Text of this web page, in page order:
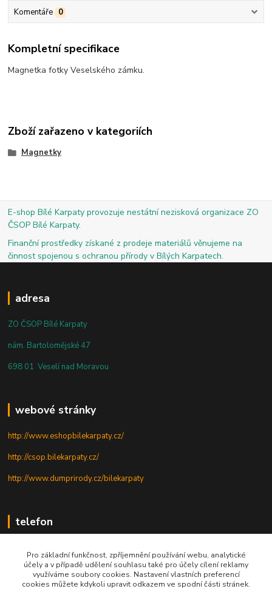
Komentáře 0
Kompletní specifikace
Magnetka fotky Veselského zámku.
Zboží zařazeno v kategoriích
Magnetky
E-shop Bílé Karpaty provozuje nestátní nezisková organizace ZO
ČSOP Bílé Karpaty.
Finanční prostředky získané z prodeje materiálů věnujeme na
činnost spojenou s ochranou přírody v Bílých Karpatech.
adresa
ZO ČSOP Bílé Karpaty
nám. Bartolomějské 47
698 01 Veselí nad Moravou
webové stránky
http://www.eshopbilekarpaty.cz/
http://csop.bilekarpaty.cz/
http://www.dumprirody.cz/bilekarpaty
telefon
+420 727 880 789
PO - PÁ: 9 - 17
Pro základní funkčnost, zpříjemnění používání webu, analytické
účely a v případě udělení souhlasu také pro účely cílení reklamy
využíváme soubory cookies. Nastavení vlastních preferencí
cookies můžete kdykoli upravit odkazem ve spodní části stránek.